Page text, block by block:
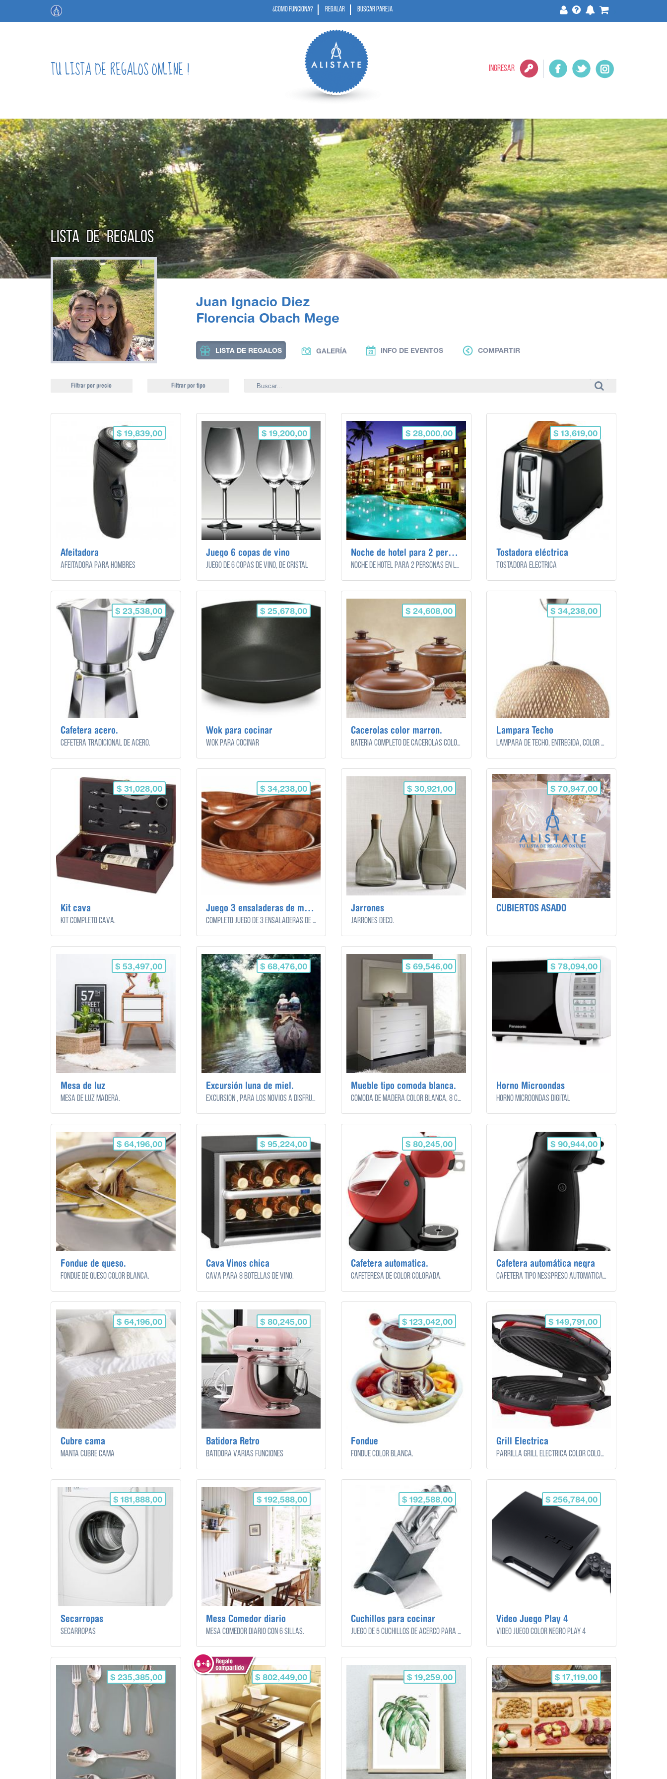
¿COMO FUNCIONA? REGALAR BUSCAR PAREJA
TU LISTA DE REGALOS ONLINE ! INGRESAR
LISTA DE REGALOS
Juan Ignacio Diez
Florencia Obach Mege
LISTA DE REGALOS GALERÍA INFO DE EVENTOS COMPARTIR
Filtrar por precio Filtrar por tipo
$ 19,839,00
Afeitadora
Afeitadora para hombres
$ 19,200,00
Juego 6 copas de vino
Juego de 6 copas de vino, de cristal
$ 28,000,00
Noche de hotel para 2 personas
Noche de hotel para 2 personas en luna de miel.
$ 13,619,00
Tostadora eléctrica
Tostadora eléctrica
$ 23,538,00
Cafetera acero.
Cefetera tradicional de acero.
$ 25,678,00
Wok para cocinar
Wok para cocinar
$ 24,608,00
Cacerolas color marron.
Bateria completo de cacerolas color marron.
$ 34,238,00
Lampara Techo
Lampara de techo, entregida, color blanco y acero.
$ 31,028,00
Kit cava
Kit completo cava.
$ 34,238,00
Juego 3 ensaladeras de madera.
Completo juego de 3 ensaladeras de madera color marrón claro.
$ 30,921,00
Jarrones
Jarrones Deco.
$ 70,947,00
CUBIERTOS ASADO
$ 53,497,00
Mesa de luz
Mesa de luz madera.
$ 68,476,00
Excursión luna de miel.
Excursión , para los novios a disfrutar en la luna de miel.
$ 69,546,00
Mueble tipo comoda blanca.
Cómoda de madera color blanca, 8 cajones.
$ 78,094,00
Horno Microondas
Horno microondas digital
$ 64,196,00
Fondue de queso.
Fondue de queso color blanca.
$ 95,224,00
Cava Vinos chica
Cava para 8 botellas de vino.
$ 80,245,00
Cafetera automatica.
Cafeteresa de color colorada.
$ 90,944,00
Cafetera automática negra
Cafetera tipo nesspreso automática color negro.
$ 64,196,00
Cubre cama
Manta cubre cama
$ 80,245,00
Batidora Retro
Batidora varias funciones
$ 123,042,00
Fondue
Fondue color blanca.
$ 149,791,00
Grill Electrica
Parrilla Grill Eléctrica color colorado y negro.
$ 181,888,00
Secarropas
Secarropas
$ 192,588,00
Mesa Comedor diario
Mesa comedor diario con 6 sillas.
$ 192,588,00
Cuchillos para cocinar
Juego de 5 cuchillos de acerco para coninar. Con porta cuchilos incluido.
$ 256,784,00
Video Juego Play 4
Video juego color negro play 4
$ 235,385,00 $ 802,449,00 $ 19,259,00 $ 17,119,00